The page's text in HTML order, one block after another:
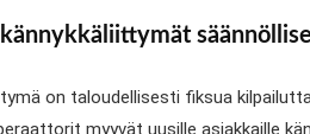
on taloudellisesti fiksua
myyvät uusille asiakkaille